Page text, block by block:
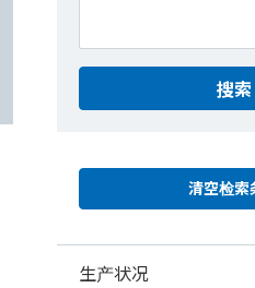
搜索
生产状况